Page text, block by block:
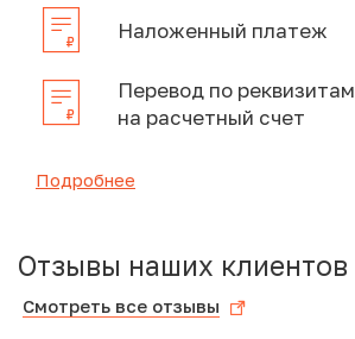
Наложенный платеж
Перевод по реквизитам
на расчетный счет
Подробнее
Отзывы наших клиентов
Смотреть все отзывы